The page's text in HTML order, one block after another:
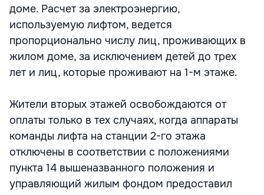
доме. Расчет за электроэнергию,
используемую лифтом, ведется
пропорционально числу лиц, проживающих в
жилом доме, за исключением детей до трех
лет и лиц, которые проживают на 1-м этаже.
Жители вторых этажей освобождаются от
оплаты только в тех случаях, когда аппараты
команды лифта на станции 2-го этажа
отключены в соответствии с положениями
пункта 14 вышеназванного положения и
управляющий жилым фондом предоставил